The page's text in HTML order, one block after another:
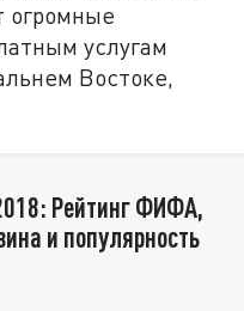
огромные
услугам
Востоке,
Рейтинг ФИФА,
и популярность